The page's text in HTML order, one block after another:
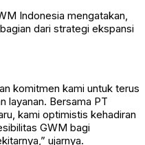
Indonesia mengatakan,
dari strategi ekspansi
komitmen kami untuk terus
layanan. Bersama PT
kami optimistis kehadiran
GWM bagi
ujarnya.